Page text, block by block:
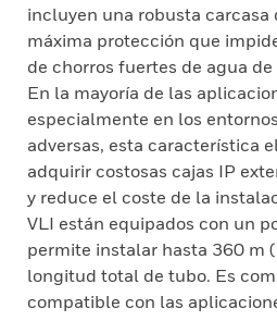
incluyen una robusta carcasa
máxima protección que
de chorros fuertes de agua
En la mayoría de las
especialmente en los
adversas, esta característica
adquirir costosas cajas IP
y reduce el coste de la
VLI están equipados con un
permite instalar hasta 360 m
longitud total de tubo. Es
compatible con las